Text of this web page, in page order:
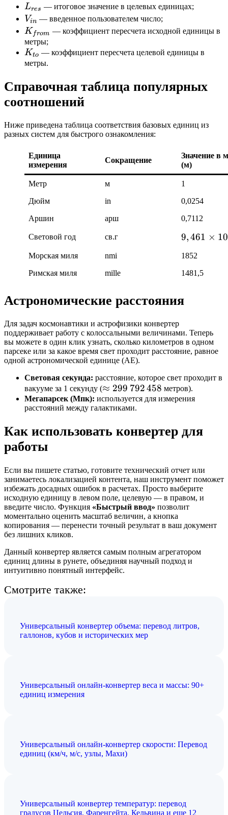
L_{res}
Lres — итоговое значение в целевых единицах;
V_{in}
Vin — введенное пользователем число;
K_{from}
K from — коэффициент пересчета исходной единицы в
метры;
K_{to}
Kto — коэффициент пересчета целевой единицы в
метры.
Справочная таблица популярных
соотношений
Ниже приведена таблица соответствия базовых единиц из
разных систем для быстрого ознакомления:
Единица
измерения
Сокращение
Значение в
(м)
Метр м
1
Дюйм
in
0,0254
Аршин
арш 0,7112
Световой год св.г
9,
6
1
m
1
0
^
1
5
}
9,461 × 10
Морская миля nmi
1852
Римская миля
mille 1481,5
Астрономические расстояния
Для задач космонавтики и астрофизики конвертер
поддерживает работу с колоссальными величинами. Теперь
вы можете в один клик узнать, сколько километров в одном
парсеке или за какое время свет проходит расстояние, равное
одной астрономической единице (АЕ).
Световая секунда: расстояние, которое свет проходит в
вакууме за 1 секунду (\approx
299\,792\,458
≈ 299 792458 метров).
Мегапарсек (Мпк): используется для измерения
расстояний между галактиками.
Как использовать конвертер для
работы
Если вы пишете статью, готовите технический отчет или
занимаетесь локализацией контента, наш инструмент поможет
избежать досадных ошибок в расчетах. Просто выберите
исходную единицу в левом поле, целевую — в правом, и
введите число. Функция «Быстрый ввод» позволит
моментально оценить масштаб величин, а кнопка
копирования — перенести точный результат в ваш документ
без лишних кликов.
Данный конвертер является самым полным агрегатором
единиц длины в рунете, объединяя научный подход и
интуитивно понятный интерфейс.
Смотрите также:
Универсальный конвертер объема: перевод литров,
галлонов, кубов и исторических мер
Универсальный онлайн-конвертер веса и массы: 90+
единиц измерения
Универсальный онлайн-конвертер скорости: Перевод
единиц (км/ч, м/с, узлы, Махи)
Универсальный конвертер температур: перевод
градусов Цельсия, Фаренгейта, Кельвина и еще 12